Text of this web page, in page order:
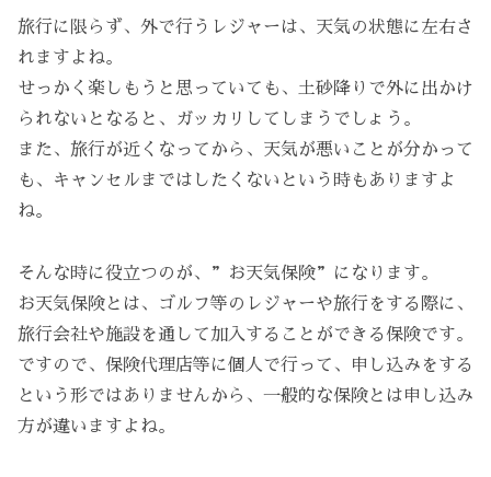
旅行に限らず、外で行うレジャーは、天気の状態に左右さ
れますよね。
せっかく楽しもうと思っていても、土砂降りで外に出かけ
られないとなると、ガッカリしてしまうでしょう。
また、旅行が近くなってから、天気が悪いことが分かって
も、キャンセルまではしたくないという時もありますよ
ね。
そんな時に役立つのが、”お天気保険”になります。
お天気保険とは、ゴルフ等のレジャーや旅行をする際に、
旅行会社や施設を通して加入することができる保険です。
ですので、保険代理店等に個人で行って、申し込みをする
という形ではありませんから、一般的な保険とは申し込み
方が違いますよね。